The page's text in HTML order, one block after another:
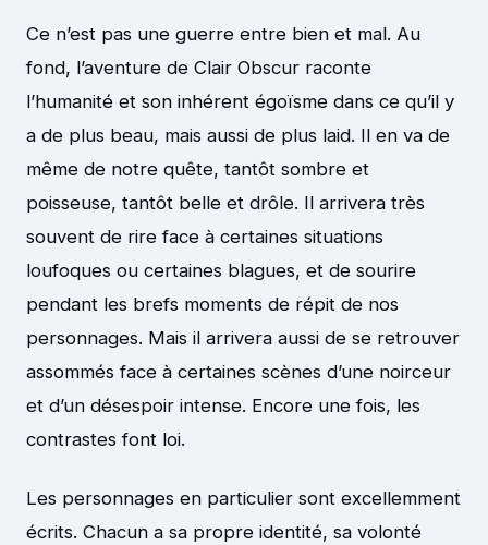
Ce n’est pas une guerre entre bien et mal. Au
fond, l’aventure de Clair Obscur raconte
l’humanité et son inhérent égoïsme dans ce qu’il y
a de plus beau, mais aussi de plus laid. Il en va de
même de notre quête, tantôt sombre et
poisseuse, tantôt belle et drôle. Il arrivera très
souvent de rire face à certaines situations
loufoques ou certaines blagues, et de sourire
pendant les brefs moments de répit de nos
personnages. Mais il arrivera aussi de se retrouver
assommés face à certaines scènes d’une noirceur
et d’un désespoir intense. Encore une fois, les
contrastes font loi.
Les personnages en particulier sont excellemment
écrits. Chacun a sa propre identité, sa volonté